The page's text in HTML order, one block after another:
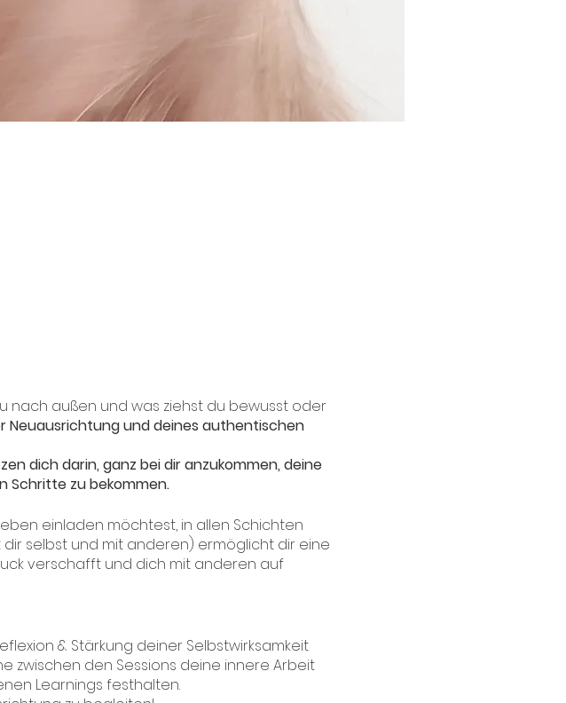
nach außen und was ziehst du bewusst oder
Neuausrichtung und deines authentischen
dich darin, ganz bei dir anzukommen, deine
Schritte zu bekommen.
einladen möchtest, in allen Schichten
dir selbst und mit anderen) ermöglicht dir eine
verschafft und dich mit anderen auf
& Stärkung deiner Selbstwirksamkeit
zwischen den Sessions deine innere Arbeit
Learnings festhalten.